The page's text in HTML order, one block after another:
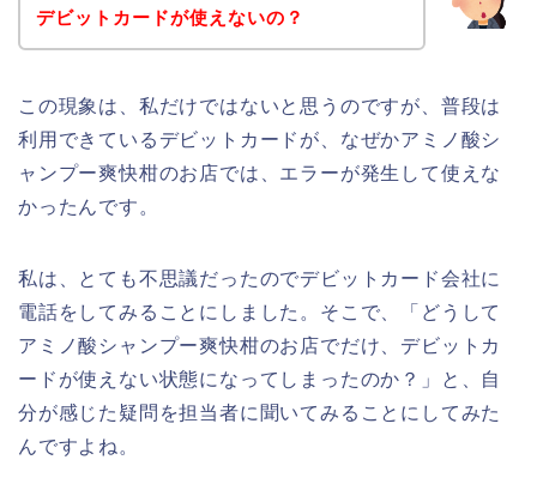
デビットカードが使えないの？
この現象は、私だけではないと思うのですが、普段は
利用できているデビットカードが、なぜかアミノ酸シ
ャンプー爽快柑のお店では、エラーが発生して使えな
かったんです。
私は、とても不思議だったのでデビットカード会社に
電話をしてみることにしました。そこで、「どうして
アミノ酸シャンプー爽快柑のお店でだけ、デビットカ
ードが使えない状態になってしまったのか？」と、自
分が感じた疑問を担当者に聞いてみることにしてみた
んですよね。